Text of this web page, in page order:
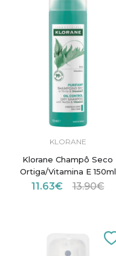
KLORANE
Klorane Champô Seco
Ortiga/Vitamina E 150ml
11.63€ 13.90€